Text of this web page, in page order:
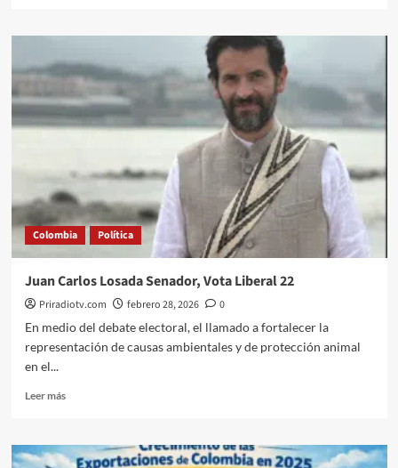
@lizarralderuben:
elecciones
presidenciales
Colombia
2026.
Colombia Política
Juan Carlos Losada Senador, Vota Liberal 22
Priradiotv.com febrero 28, 2026
0
En medio del debate electoral, el llamado a fortalecer la
representación de causas ambientales y de protección animal
en el...
Leer másLeer
Juan
Carlos